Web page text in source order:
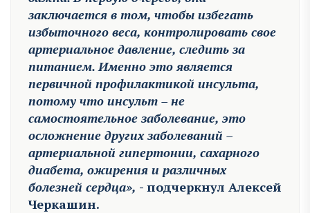
заключается в том, чтобы избегать
избыточного веса, контролировать свое
артериальное давление, следить за
питанием. Именно это является
первичной профилактикой инсульта,
потому что инсульт – не
самостоятельное заболевание, это
осложнение других заболеваний –
артериальной гипертонии, сахарного
диабета, ожирения и различных
болезней сердца», - подчеркнул Алексей
Черкашин.